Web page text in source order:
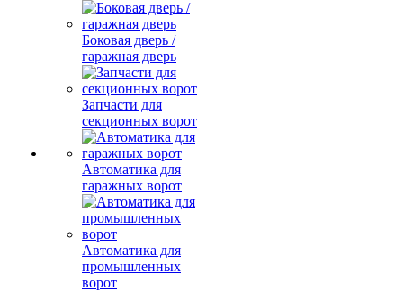
Боковая дверь /
гаражная дверь
Запчасти для
секционных ворот
Автоматика для
гаражных ворот
Автоматика для
промышленных
ворот